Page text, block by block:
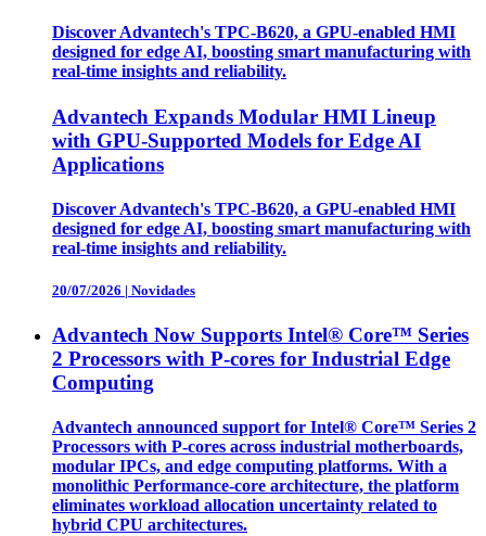
Discover Advantech's TPC-B620, a GPU-enabled HMI
designed for edge AI, boosting smart manufacturing with
real-time insights and reliability.
Advantech Expands Modular HMI Lineup
with GPU-Supported Models for Edge AI
Applications
Discover Advantech's TPC-B620, a GPU-enabled HMI
designed for edge AI, boosting smart manufacturing with
real-time insights and reliability.
20/07/2026 | Novidades
Advantech Now Supports Intel® Core™ Series
2 Processors with P-cores for Industrial Edge
Computing
Advantech announced support for Intel® Core™ Series 2
Processors with P-cores across industrial motherboards,
modular IPCs, and edge computing platforms. With a
monolithic Performance-core architecture, the platform
eliminates workload allocation uncertainty related to
hybrid CPU architectures.